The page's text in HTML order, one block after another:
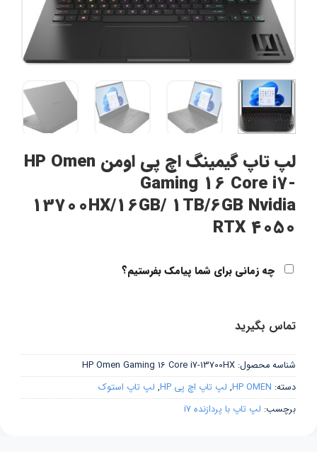
لپ تاپ گیمینگ اچ پی اومن HP Omen
Gaming 16 Core i7-
13700HX/16GB/ 1TB/6GB Nvidia
RTX 4050
چه زمانی برای شما پیامک بفرستیم؟
تماس بگیرید
شناسه محصول: HP Omen Gaming 16 Core i7-13700HX
دسته: HP OMEN
, لپ تاپ اچ پی HP , لپ تاپ استوک
برچسب: لپ تاپ با پردازنده i7